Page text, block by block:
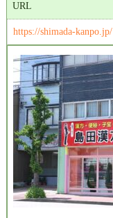
URL
https://shimada-kanpo.jp/